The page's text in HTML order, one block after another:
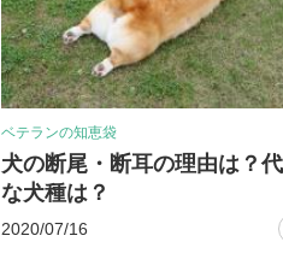
ベテランの知恵袋
犬の断尾・断耳の理由は？
な犬種は？
2020/07/16